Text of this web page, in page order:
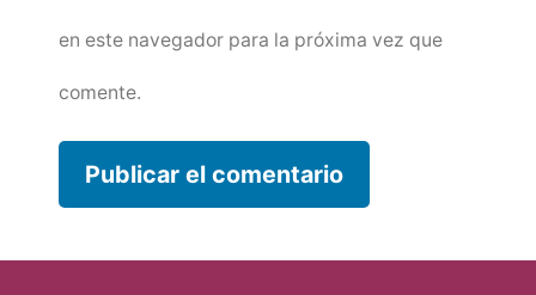
en este navegador para la próxima vez que
comente.